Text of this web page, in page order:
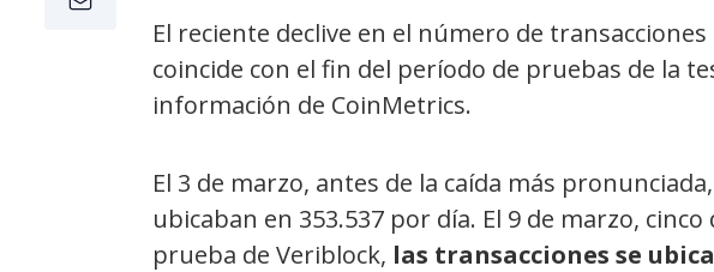
El reciente declive en el número de
coincide con el fin del período de pruebas de la
información de CoinMetrics.
El 3 de marzo, antes de la caída más
ubicaban en 353.537 por día. El 9 de marzo,
prueba de Veriblock, las transacciones se